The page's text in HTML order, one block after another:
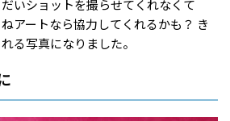
いショットを撮らせてくれなくて
アートなら協力してくれるかも？ き
る写真になりました。